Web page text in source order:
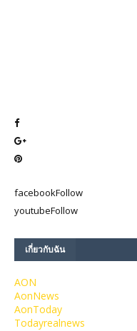
facebookFollow
youtubeFollow
เกี่ยวกับฉัน
AON
AonNews
AonToday
Todayrealnews